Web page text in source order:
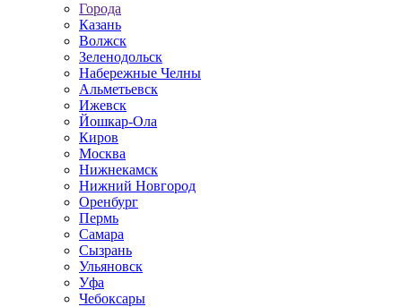
Города
Казань
Волжск
Зеленодольск
Набережные Челны
Альметьевск
Ижевск
Йошкар-Ола
Киров
Москва
Нижнекамск
Нижний Новгород
Оренбург
Пермь
Самара
Сызрань
Ульяновск
Уфа
Чебоксары